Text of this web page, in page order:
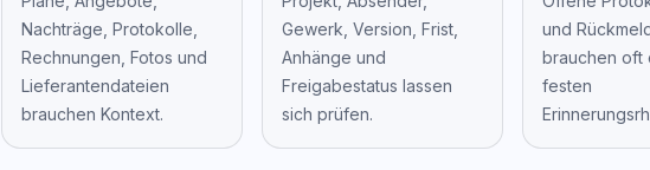
Nachträge, Protokolle,
Rechnungen, Fotos und
Lieferantendateien
brauchen Kontext.
Gewerk, Version, Frist,
Anhänge und
Freigabestatus lassen
sich prüfen.
und
brauchen oft
festen